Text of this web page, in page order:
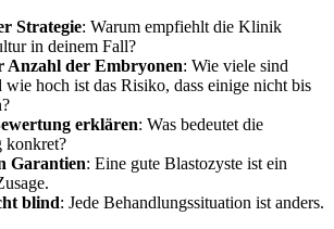
Strategie: Warum empfiehlt die Klinik
in deinem Fall?
Anzahl der Embryonen: Wie viele sind
wie hoch ist das Risiko, dass einige nicht bis
erklären: Was bedeutet die
konkret?
Garantien: Eine gute Blastozyste ist ein
blind: Jede Behandlungssituation ist anders.